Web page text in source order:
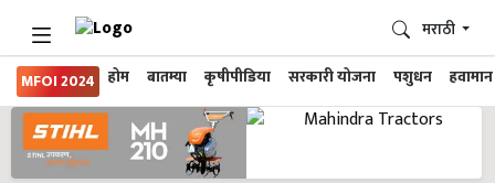
MFOI 2024 होम बातम्या कृषीपीडिया सरकारी योजना पशुधन हवामान
मराठी